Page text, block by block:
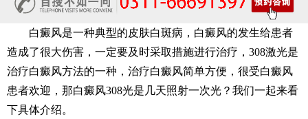
白癜风是一种典型的皮肤白斑病，白癜风的发生给患者
造成了很大伤害，一定要及时采取措施进行治疗，308激光是
治疗白癜风方法的一种，治疗白癜风简单方便，很受白癜风
患者欢迎，那白癜风308光是几天照射一次光？我们一起来看
下具体介绍。